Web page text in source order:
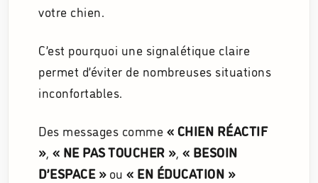
votre chien.
C’est pourquoi une signalétique claire
permet d’éviter de nombreuses situations
inconfortables.
Des messages comme « CHIEN RÉACTIF
», « NE PAS TOUCHER », « BESOIN
D’ESPACE »ou« EN ÉDUCATION »